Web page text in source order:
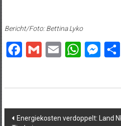
Bericht/Foto: Bettina Lyko
Facebook
GmailEmail
Beitragsnavigation
Energiekosten verdoppelt: Land